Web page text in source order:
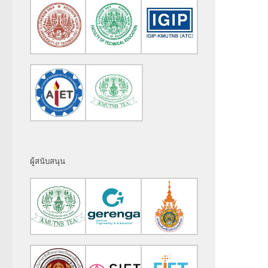
ผู้สนับสนุน